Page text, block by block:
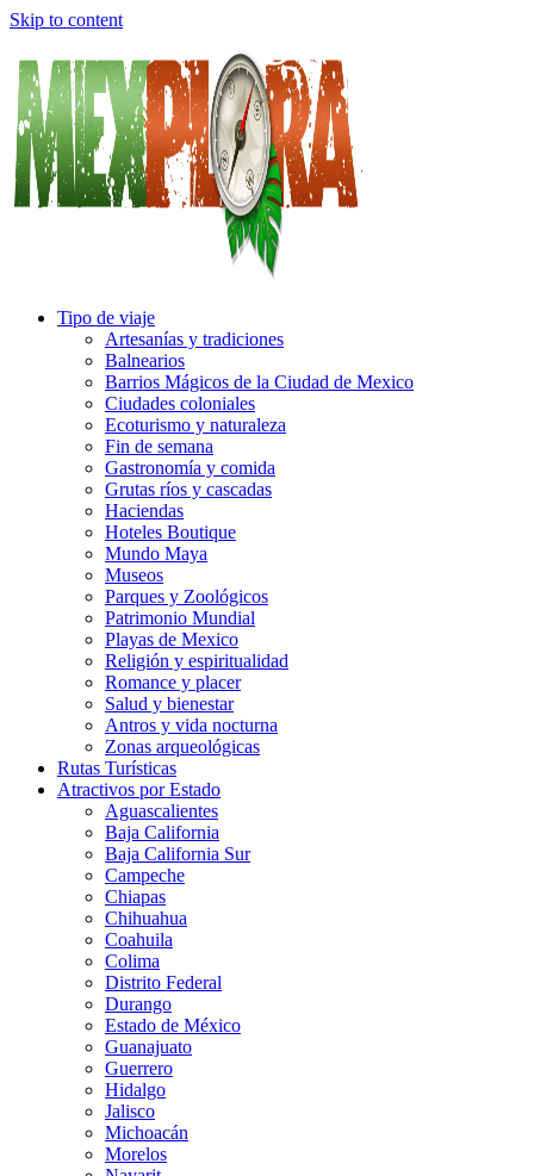
Skip to content
Tipo de viaje
Artesanías y tradiciones
Balnearios
Barrios Mágicos de la Ciudad de Mexico
Ciudades coloniales
Ecoturismo y naturaleza
Fin de semana
Gastronomía y comida
Grutas ríos y cascadas
Haciendas
Hoteles Boutique
Mundo Maya
Museos
Parques y Zoológicos
Patrimonio Mundial
Playas de Mexico
Religión y espiritualidad
Romance y placer
Salud y bienestar
Antros y vida nocturna
Zonas arqueológicas
Rutas Turísticas
Atractivos por Estado
Aguascalientes
Baja California
Baja California Sur
Campeche
Chiapas
Chihuahua
Coahuila
Colima
Distrito Federal
Durango
Estado de México
Guanajuato
Guerrero
Hidalgo
Jalisco
Michoacán
Morelos